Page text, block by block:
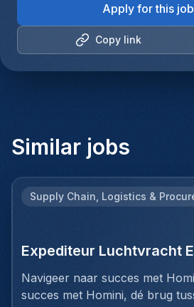
Copy link
Apply for this job
Similar jobs
Supply Chain, Logistics &
Expediteur Luchtvracht
Navigeer naar succes met
succes met Homini, dé brug